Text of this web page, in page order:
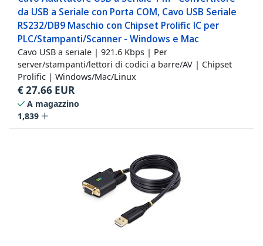
da USB a Seriale con Porta COM, Cavo USB Seriale
RS232/DB9 Maschio con Chipset Prolific IC per
PLC/Stampanti/Scanner - Windows e Mac
Cavo USB a seriale | 921.6 Kbps | Per
server/stampanti/lettori di codici a barre/AV | Chipset
Prolific | Windows/Mac/Linux
€27.66 EUR
A magazzino
1,839